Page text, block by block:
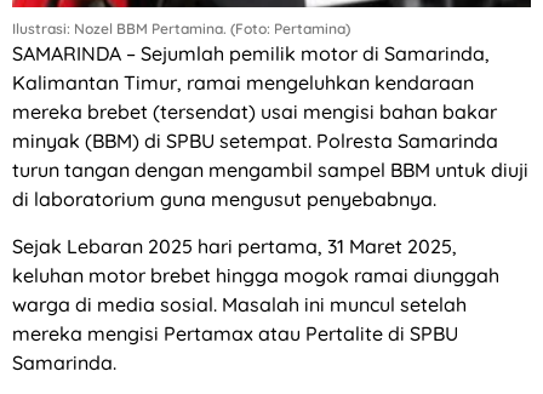
Ilustrasi: Nozel BBM Pertamina. (Foto: Pertamina)
SAMARINDA – Sejumlah pemilik motor di Samarinda,
Kalimantan Timur, ramai mengeluhkan kendaraan
mereka brebet (tersendat) usai mengisi bahan bakar
minyak (BBM) di SPBU setempat. Polresta Samarinda
turun tangan dengan mengambil sampel BBM untuk diuji
di laboratorium guna mengusut penyebabnya.
Sejak Lebaran 2025 hari pertama, 31 Maret 2025,
keluhan motor brebet hingga mogok ramai diunggah
warga di media sosial. Masalah ini muncul setelah
mereka mengisi Pertamax atau Pertalite di SPBU
Samarinda.